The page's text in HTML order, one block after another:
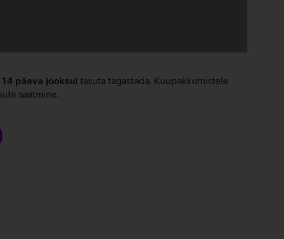
14 päeva jooksul tasuta tagastada. Kuupakkumistele
saatmine.